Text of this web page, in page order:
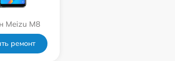
Meizu M8
ремонт